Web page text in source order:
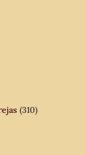
(310)